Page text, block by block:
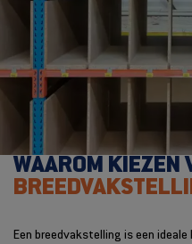
WAAROM KIEZEN
Een breedvakstelling is een